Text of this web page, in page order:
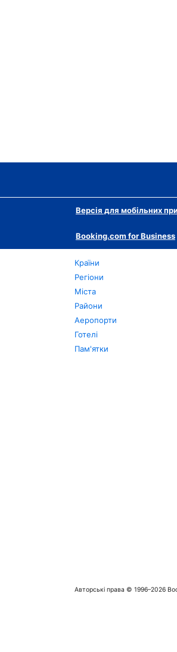
Версія для мобільних
Booking.com for Business
Країни
Регіони
Міста
Райони
Аеропорти
Готелі
Пам'ятки
Авторські права © 1996–2026